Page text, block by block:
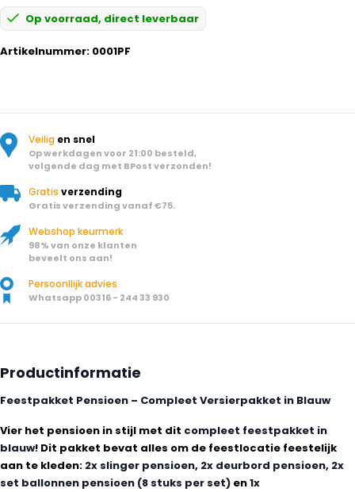
Op voorraad, direct leverbaar
Artikelnummer: 0001PF
Veilig en snel
Op werkdagen voor 21:00 besteld,
volgende dag met BPost verzonden!
Gratis verzending
Gratis verzending vanaf €75.
Webshop keurmerk
98% van onze klanten
beveelt ons aan!
Persoonllijk advies
Whatsapp 00316 - 244 33 930
Productinformatie
Feestpakket Pensioen – Compleet Versierpakket in Blauw
Vier het pensioen in stijl met dit compleet feestpakket in
blauw! Dit pakket bevat alles om de feestlocatie feestelijk
aan te kleden: 2x slinger pensioen, 2x deurbord pensioen, 2x
set ballonnen pensioen (8 stuks per set) en1x